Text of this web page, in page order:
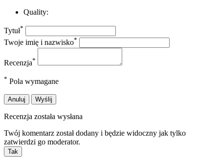
Quality:
Tytuł*
Twoje imię i nazwisko*
Recenzja*
* Pola wymagane
Anuluj Wyślij
Recenzja została wysłana
Twój komentarz został dodany i będzie widoczny jak tylko
zatwierdzi go moderator.
Tak